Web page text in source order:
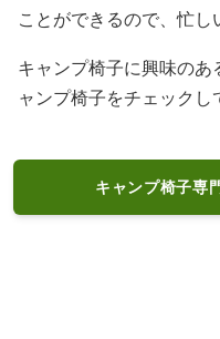
ことができるので、忙し
キャンプ椅子に興味のあ
ャンプ椅子をチェックし
キャンプ椅子専